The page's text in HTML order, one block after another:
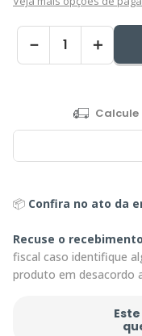
＋
－
📦 Confira no ato da
Recuse o recebimento
fiscal caso identifique
produto em desacordo